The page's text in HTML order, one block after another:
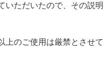
いただいたので、その説明
上のご使用は厳禁とさせて